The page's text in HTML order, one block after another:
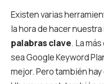
Existen varias
la hora de hacer nuestra
palabras clave. La
sea Google Keyword
mejor. Pero también